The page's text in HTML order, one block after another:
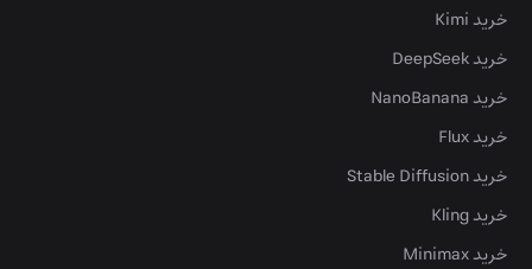
خرید Kimi
خرید DeepSeek
خرید NanoBanana
خرید Flux
خرید Stable Diffusion
خرید Kling
خرید Minimax